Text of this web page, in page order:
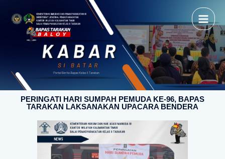
PERINGATI HARI SUMPAH PEMUDA KE-96, BAPAS
TARAKAN LAKSANAKAN UPACARA BENDERA